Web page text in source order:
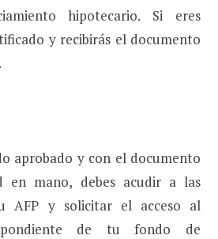
hipotecario. Si eres
y recibirás el documento
aprobado y con el documento
en mano, debes acudir a las
AFP y solicitar el acceso al
de tu fondo de